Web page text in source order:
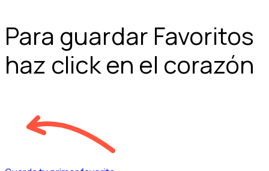
Para guardar Favoritos
haz click en el corazón